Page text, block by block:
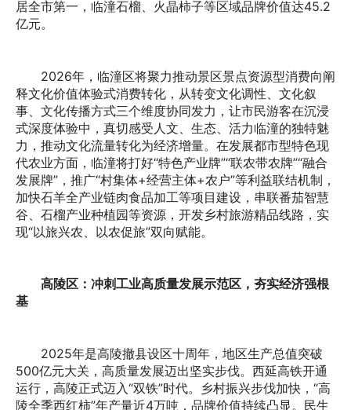
居全市第一，临潼石榴、火晶柿子等区域品牌价值达45.2
亿元。
2026年，临潼区将聚力推动景区景点资源型消费向阐
释文化价值体验式消费转化，从转变文化调性、文化叙
事、文化传播方式三个维度协同发力，让市民游客在沉浸
式深度体验中，真切感受人文、生态、活力临潼的独特魅
力，推动文化流量转化为经济增量。在发展都市型特色现
代农业方面，临潼将打好“特色产业牌”“联农带农牌”“融合
发展牌”，推广“村集体+经营主体+农户”等利益联结机制，
加快石羊全产业链肉食品加工等项目建设，串联番茄智慧
谷、石榴产业种植园等资源，开发乡村旅游精品线路，实
现“以旅兴农、以农促旅”双向赋能。
高陵区：冲刺工业高质量发展示范区，夯实经济强根
基
2025年是高陵撤县设区十周年，地区生产总值突破
500亿元大关，高质量发展迈出坚实步伐。西延高铁开通
运行，高陵正式迈入“双铁”时代。乡村振兴步伐加快，“高
陵全季西红柿”年产量近4万吨，品牌价值持续凸显。民生